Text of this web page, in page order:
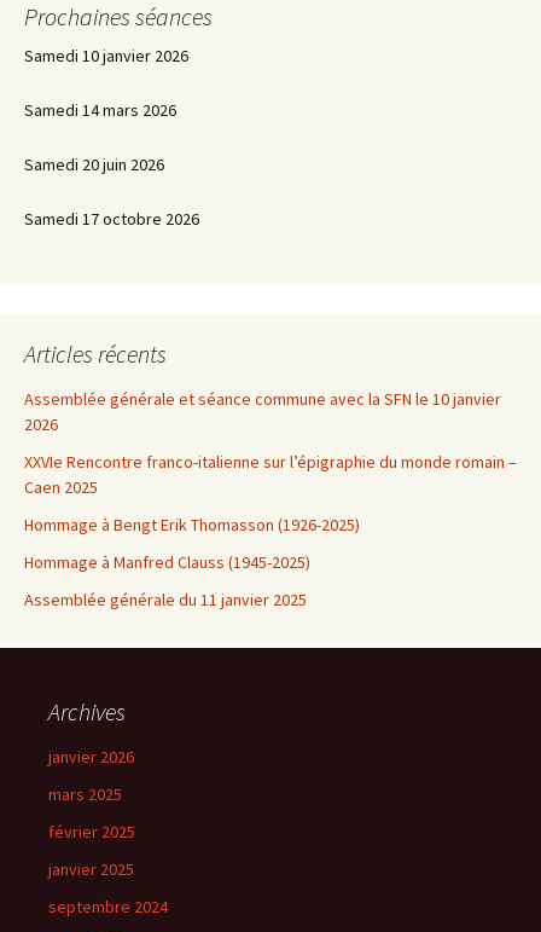
Prochaines séances
Samedi 10 janvier 2026
Samedi 14 mars 2026
Samedi 20 juin 2026
Samedi 17 octobre 2026
Articles récents
Assemblée générale et séance commune avec la SFN le 10 janvier
2026
XXVIe Rencontre franco-italienne sur l’épigraphie du monde romain –
Caen 2025
Hommage à Bengt Erik Thomasson (1926-2025)
Hommage à Manfred Clauss (1945-2025)
Assemblée générale du 11 janvier 2025
Archives
janvier 2026
mars 2025
février 2025
janvier 2025
septembre 2024